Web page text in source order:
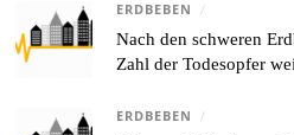
ERDBEBEN /
Nach den schweren
Zahl der Todesopfer
ERDBEBEN /